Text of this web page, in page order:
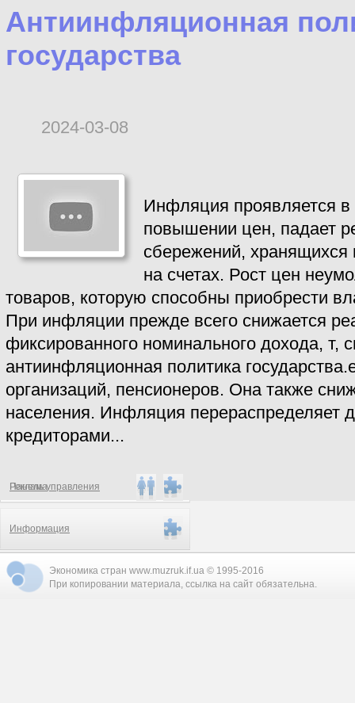
Антиинфляционная
государства
2024-03-08
Инфляция проявляется
повышении цен, падает
сбережений, хранящихся
на счетах. Рост цен
товаров, которую способны приобрести
При инфляции прежде всего снижается
фиксированного номинального дохода, т,
антиинфляционная политика
организаций, пенсионеров. Она также
населения. Инфляция перераспределяет
кредиторами...
Реклама
Панель управления
Информация
Экономика стран www.muzruk.if.ua © 1995-2016
При копировании материала, ссылка на сайт обязательна.